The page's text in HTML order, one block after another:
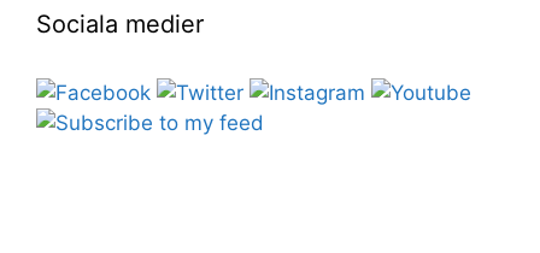
Sociala medier